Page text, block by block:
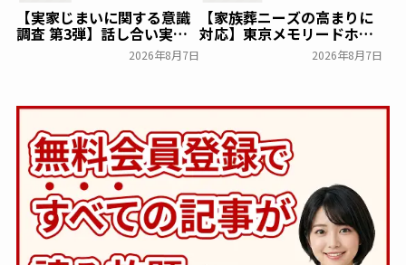
【実家じまいに関する意識
調査 第3弾】話し合い実施
率は29.5％で前回から低
下。「大相続時代」でも家
2026年8月7日
【家族葬ニーズの高まりに
対応】東京メモリードホー
ルに貸切型家族葬空間『第
８ホール～Living～』オー
2026年8月7日